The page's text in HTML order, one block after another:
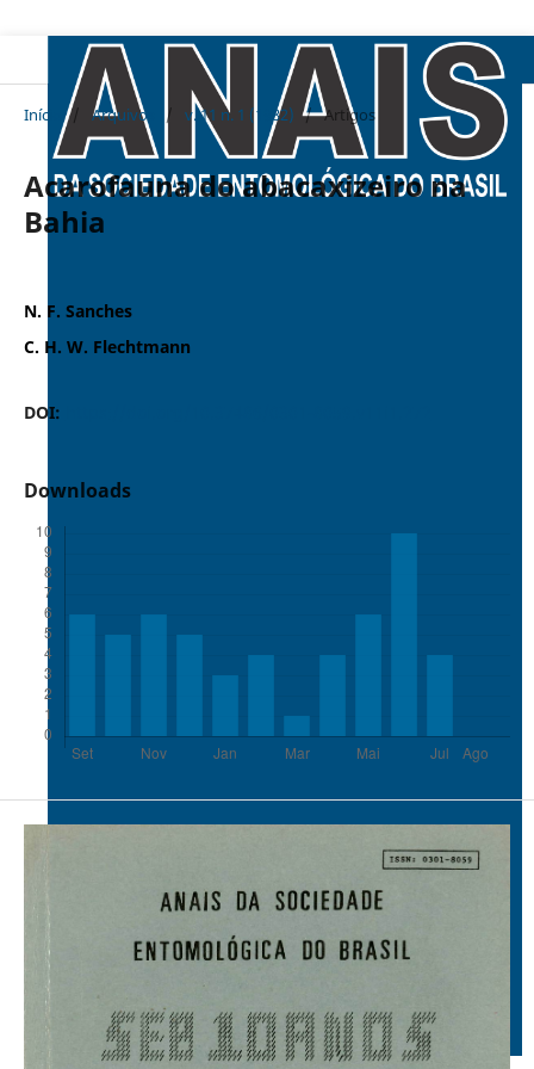
Início / Arquivos / v. 11 n. 1 (1982) / Artigos
Acarofauna do abacaxizeiro na
Bahia
N. F. Sanches
C. H. W. Flechtmann
DOI:
Downloads